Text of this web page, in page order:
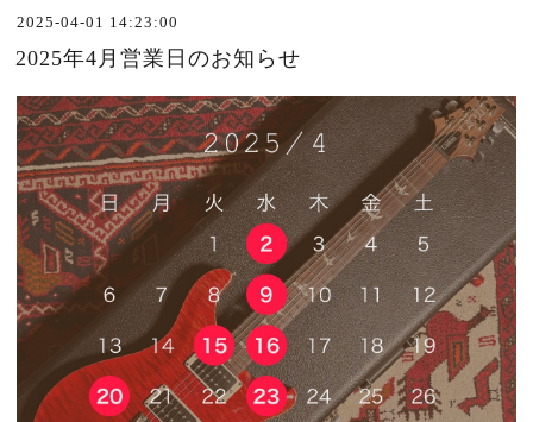
2025-04-01 14:23:00
2025年4月営業日のお知らせ